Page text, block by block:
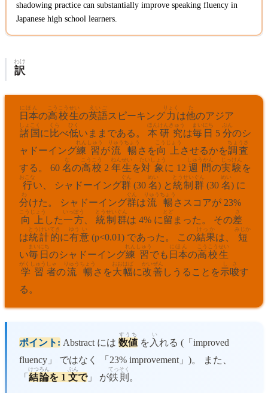
shadowing practice can substantially improve speaking fluency in
Japanese high school learners.
訳
わけ
日本
にほん
の高校生
こうこうせい
の英語
えいご
スピーキング力
りょく
は他
た
のアジア
諸国
しょこく
に 比
くら
べ低
ひく
いままである。 本
ほん
研究
けんきゅう
は毎日
まいにち
5 分
ぶん
のシ
ャドーイング練
れん
習
しゅう
が流
りゅう
暢
ちょう
さを向上
こうじょう
させるかを調査
ちょうさ
する。 60 名
な
の高校
こうこう
2 年
ねん
生
せい
を対象
たいしょう
に 12 週間
しゅうかん
の実験
じっけん
を
行
おこな
い、 シャドーイング群
ぐん
(30 名
めい
) と統
とう
制
せい
群
ぐん
(30 名
めい
) に
分
わ
けた。 シャドーイング群
ぐん
は流暢
りゅうちょう
さスコアが 23%
向上
こうじょう
した一方
いっぽう
統制
とうせい
群
ぐん
は 4% に留
とど
まった。 その差
さ
は統計
とうけい
的
てき
に有
ゆう
意
い
(p<0.01) であった。 この結果
けっか
は、 短
みじか
い毎日
まいにち
のシャドーイング練
れん
習
しゅう
でも 日本
にほん
の高校生
こうこうせい
学習
がくしゅう
者
しゃ
の流暢
りゅうちょう
さを大幅
おおはば
に改善
かいぜん
しうることを示
し
唆
さ
す
る。
ポイント: Abstract には 数値
すうち
を 入
い
れる (「improved
fluency」 ではなく 「23% improvement」)。 また、
「 結論
けつろん
を 1 文
ぶん
で」 が鉄
てっ
則
そく
。